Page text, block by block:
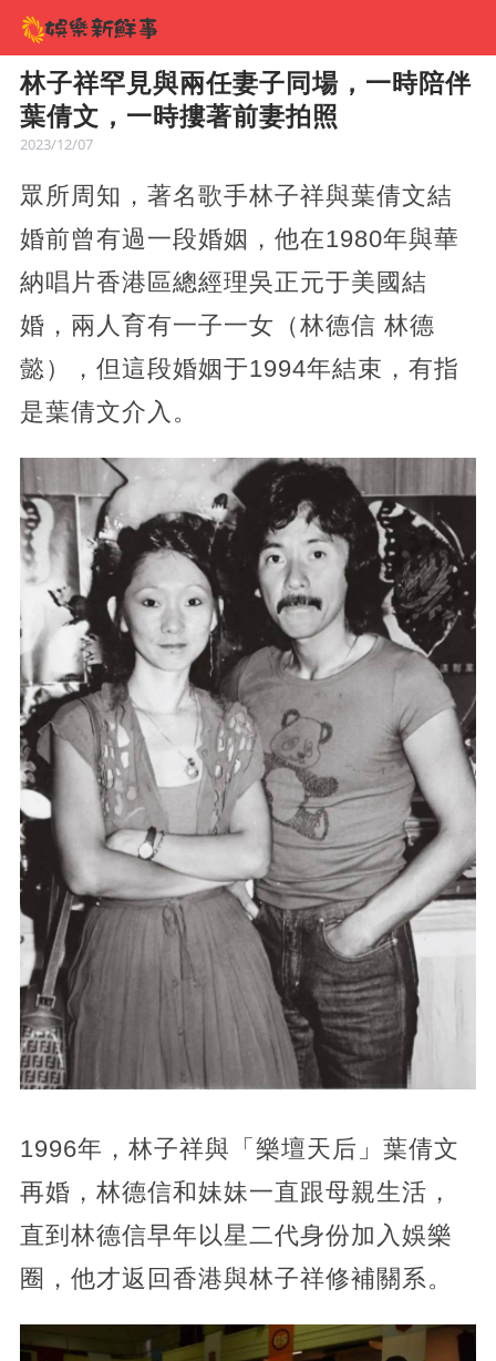
林子祥罕見與兩任妻子同場，一時陪伴
葉倩文，一時摟著前妻拍照
2023/12/07
眾所周知，著名歌手林子祥與葉倩文結
婚前曾有過一段婚姻，他在1980年與華
納唱片香港區總經理吳正元于美國結
婚，兩人育有一子一女（林德信 林德
懿），但這段婚姻于1994年結束，有指
是葉倩文介入。
1996年，林子祥與「樂壇天后」葉倩文
再婚，林德信和妹妹一直跟母親生活，
直到林德信早年以星二代身份加入娛樂
圈，他才返回香港與林子祥修補關系。